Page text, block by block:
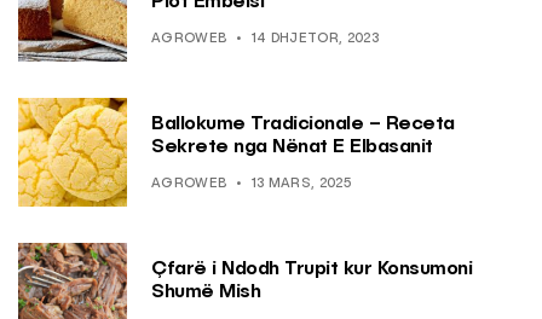
AGROWEB 14 DHJETOR, 2023
Ballokume Tradicionale – Receta
Sekrete nga Nënat E Elbasanit
AGROWEB 13 MARS, 2025
Çfarë i Ndodh Trupit kur Konsumoni
Shumë Mish